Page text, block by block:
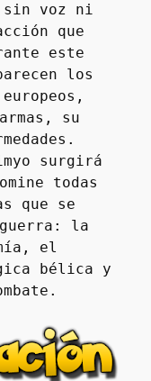
sin voz ni
que
este
los
su
surgirá
todas
que se
la
el
bélica y